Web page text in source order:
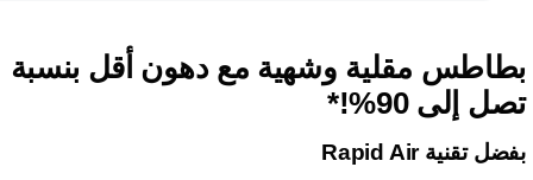
بطاطس مقلية وشهية مع دهون أقل بنسبة
تصل إلى 90%!*
بفضل تقنية Rapid Air